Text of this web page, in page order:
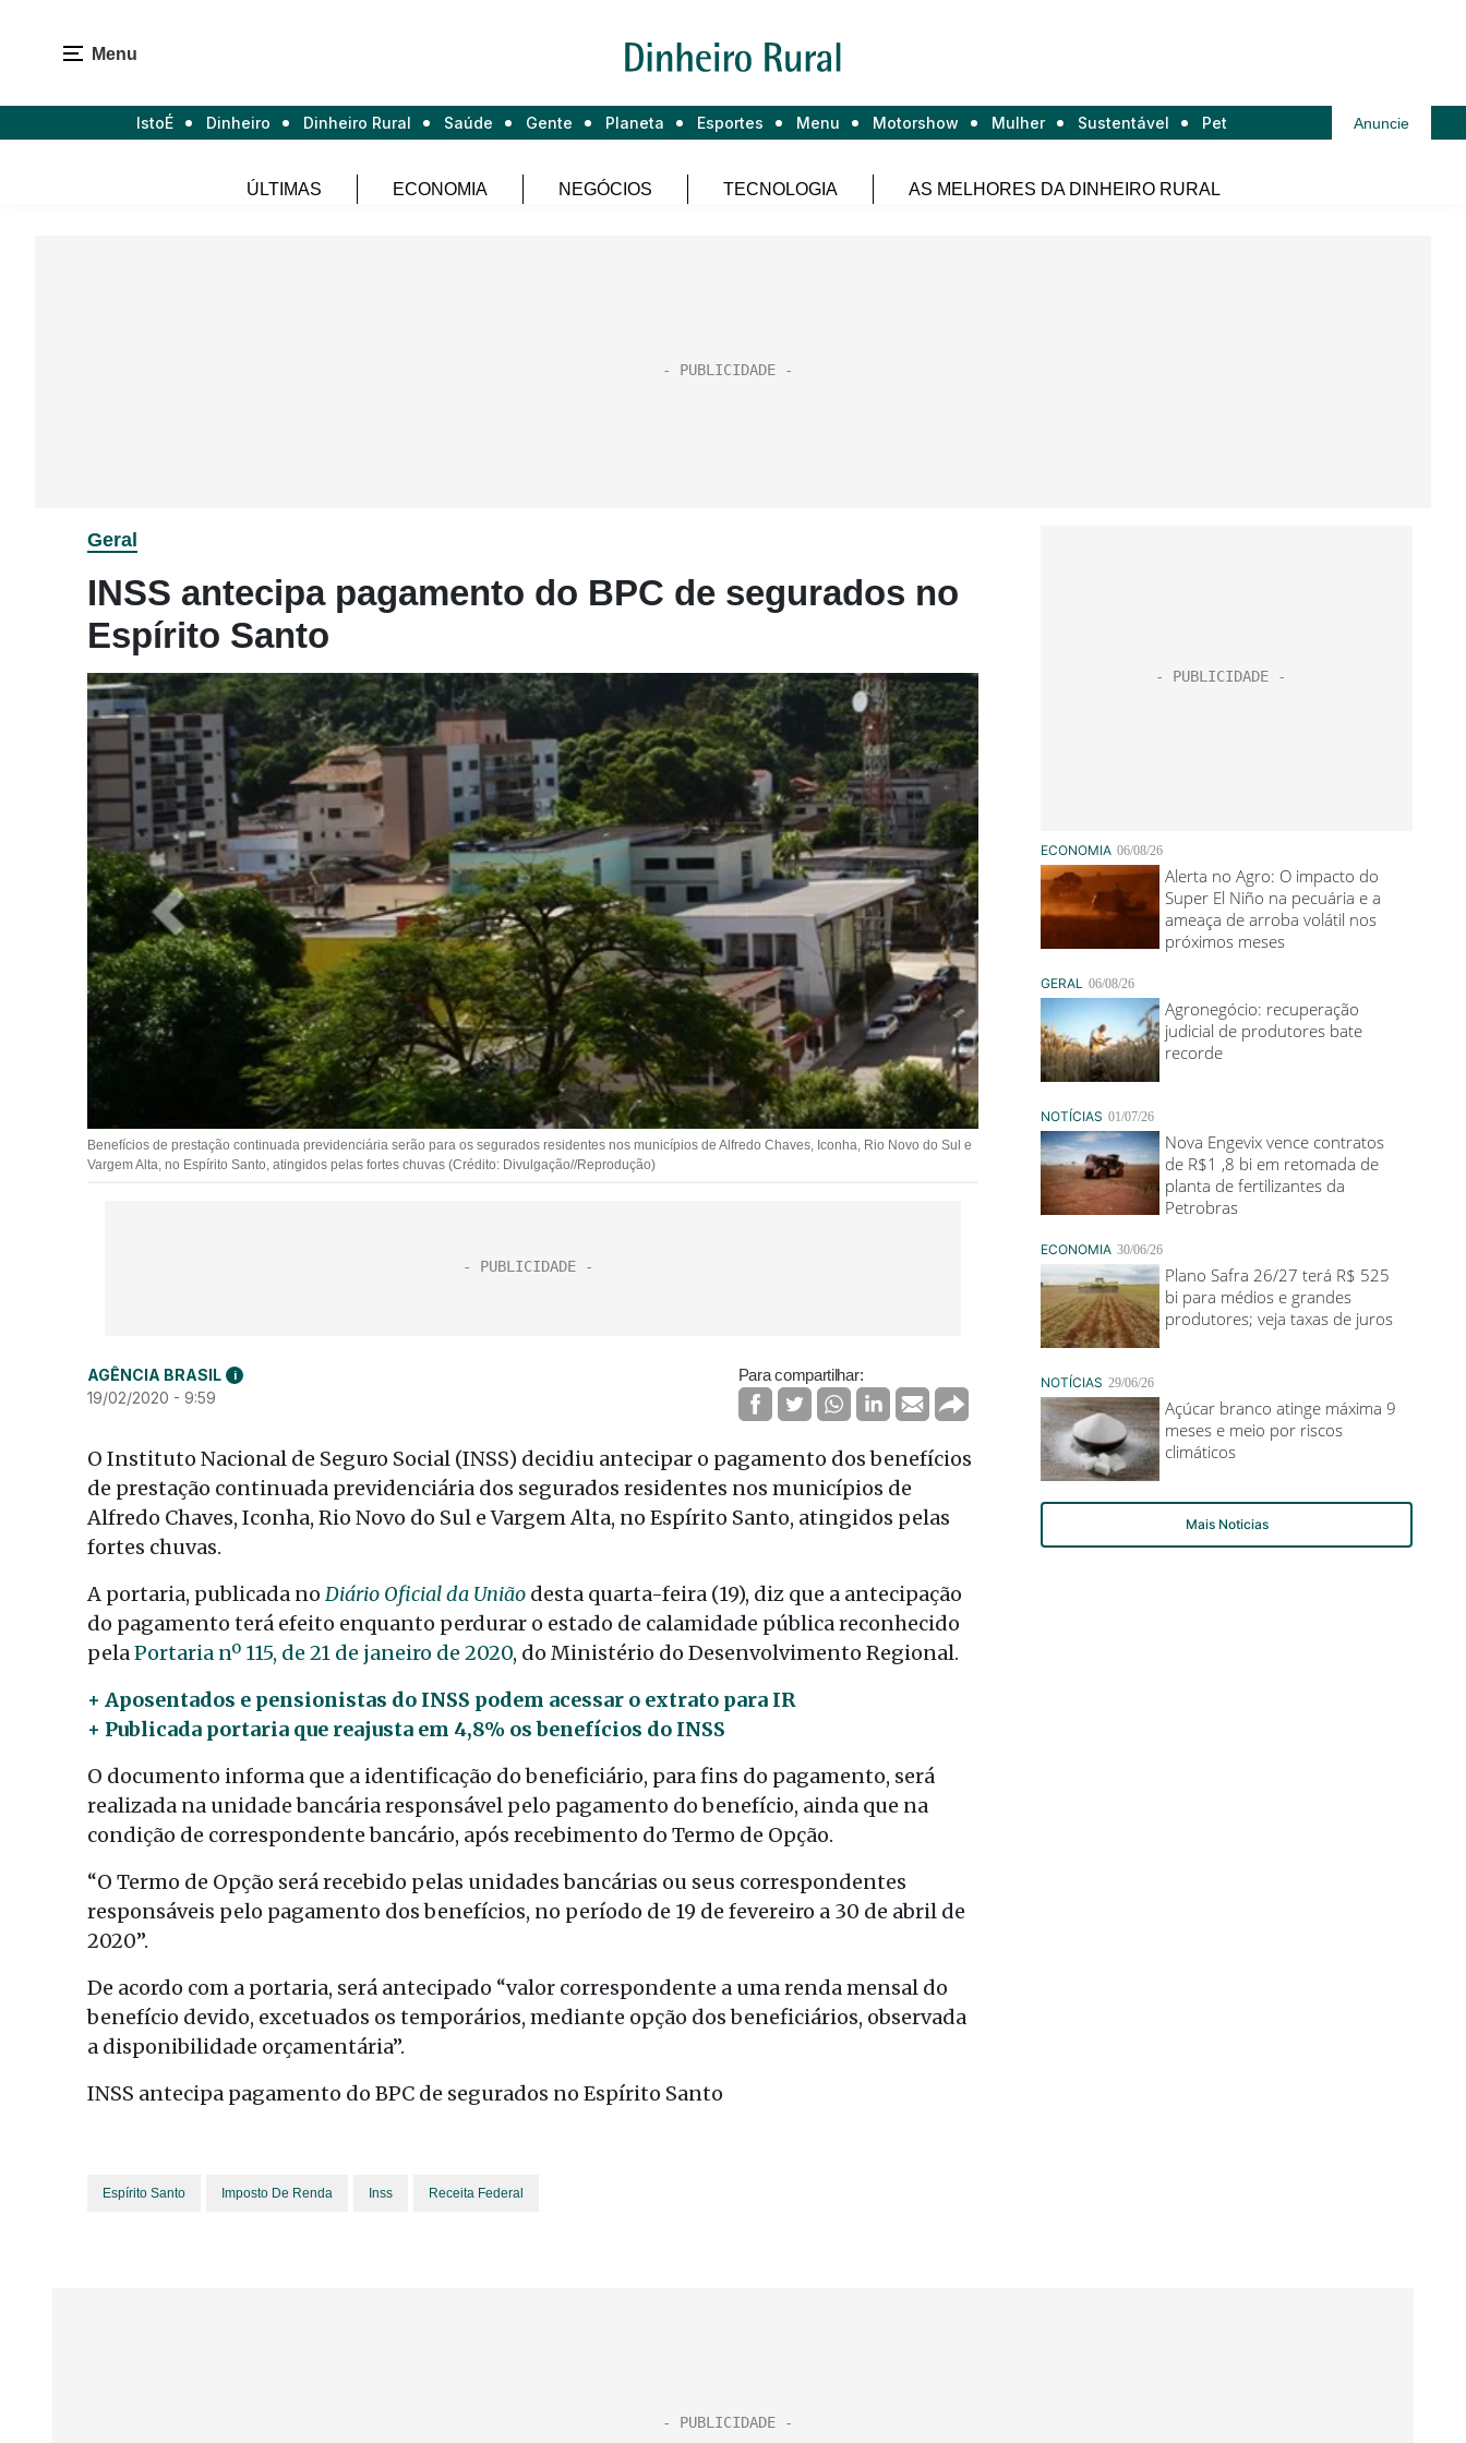
Menu
IstoÉ Dinheiro Dinheiro Rural Saúde Gente Planeta Esportes Menu Motorshow Mulher Sustentável Pet Anuncie
ÚLTIMAS ECONOMIA NEGÓCIOS TECNOLOGIA AS MELHORES DA DINHEIRO RURAL
Geral
INSS antecipa pagamento do BPC de segurados no
Espírito Santo
Benefícios de prestação continuada previdenciária serão para os segurados residentes nos municípios de Alfredo Chaves, Iconha, Rio Novo do Sul e
Vargem Alta, no Espírito Santo, atingidos pelas fortes chuvas (Crédito: Divulgação//Reprodução)
AGÊNCIA BRASIL i
19/02/2020 - 9:59
Para compartilhar:
O Instituto Nacional de Seguro Social (INSS) decidiu antecipar o pagamento dos benefícios
de prestação continuada previdenciária dos segurados residentes nos municípios de
Alfredo Chaves, Iconha, Rio Novo do Sul e Vargem Alta, no Espírito Santo, atingidos pelas
fortes chuvas.
A portaria, publicada no Diário Oficial da União desta quarta-feira (19), diz que a antecipação
do pagamento terá efeito enquanto perdurar o estado de calamidade pública reconhecido
pelaPortaria nº 115, de 21 de janeiro de 2020, do Ministério do Desenvolvimento Regional.
+ Aposentados e pensionistas do INSS podem acessar o extrato para IR
+ Publicada portaria que reajusta em 4,8% os benefícios do INSS
O documento informa que a identificação do beneficiário, para fins do pagamento, será
realizada na unidade bancária responsável pelo pagamento do benefício, ainda que na
condição de correspondente bancário, após recebimento do Termo de Opção.
“O Termo de Opção será recebido pelas unidades bancárias ou seus correspondentes
responsáveis pelo pagamento dos benefícios, no período de 19 de fevereiro a 30 de abril de
2020”.
De acordo com a portaria, será antecipado “valor correspondente a uma renda mensal do
benefício devido, excetuados os temporários, mediante opção dos beneficiários, observada
a disponibilidade orçamentária”.
INSS antecipa pagamento do BPC de segurados no Espírito Santo
Espírito Santo Imposto De Renda Inss Receita Federal